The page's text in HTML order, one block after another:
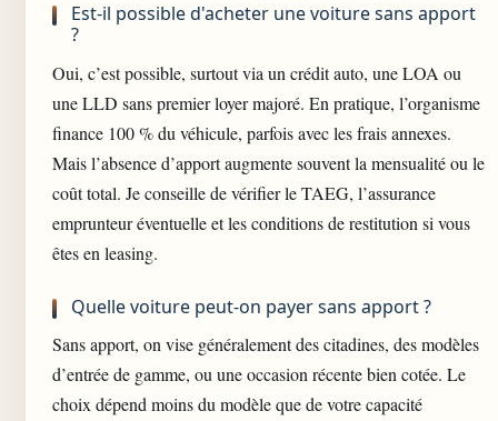
Est-il possible d'acheter une voiture sans apport
?
Oui, c’est possible, surtout via un crédit auto, une LOA ou
une LLD sans premier loyer majoré. En pratique, l’organisme
finance 100 % du véhicule, parfois avec les frais annexes.
Mais l’absence d’apport augmente souvent la mensualité ou le
coût total. Je conseille de vérifier le TAEG, l’assurance
emprunteur éventuelle et les conditions de restitution si vous
êtes en leasing.
Quelle voiture peut-on payer sans apport ?
Sans apport, on vise généralement des citadines, des modèles
d’entrée de gamme, ou une occasion récente bien cotée. Le
choix dépend moins du modèle que de votre capacité